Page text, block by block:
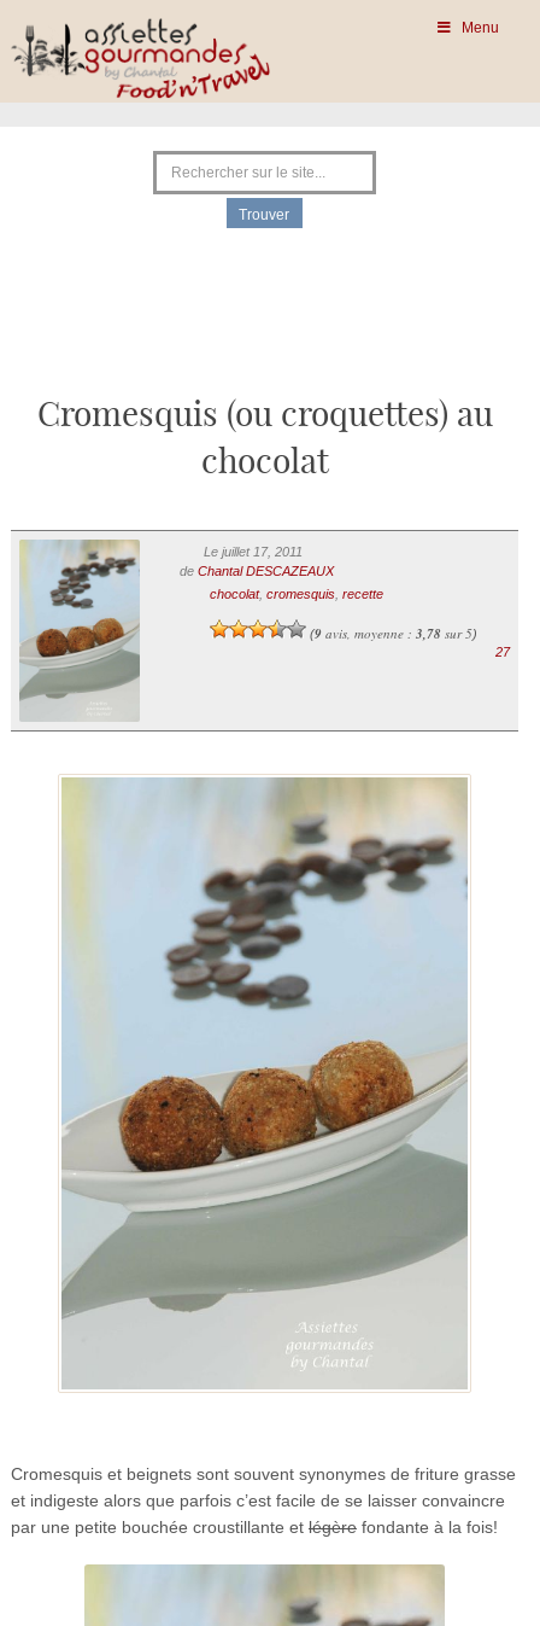
Menu
Cromesquis (ou croquettes) au
chocolat
Le juillet 17, 2011
de Chantal DESCAZEAUX
chocolat, cromesquis, recette
(9avis, moyenne : 3,78 sur 5)
27
Cromesquis et beignets sont souvent synonymes de friture grasse
et indigeste alors que parfois c’est facile de se laisser convaincre
par une petite bouchée croustillante et légèrefondante à la fois!